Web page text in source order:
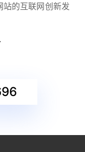
的互联网创新发